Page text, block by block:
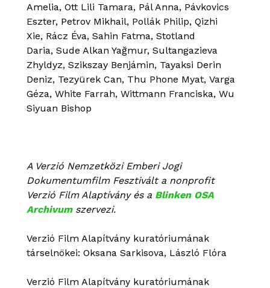
Amelia, Ott Lili Tamara, Pál Anna, Pávkovics
Eszter, Petrov Mikhail, Pollák Philip, Qizhi
Xie, Rácz Éva, Sahin Fatma, Stotland
Daria, Sude Alkan Yağmur, Sultangazieva
Zhyldyz, Szikszay Benjámin, Tayaksi Derin
Deniz, Tezyürek Can, Thu Phone Myat, Varga
Géza, White Farrah, Wittmann Franciska, Wu
Siyuan Bishop
A Verzió Nemzetközi Emberi Jogi
Dokumentumfilm Fesztivált a nonprofit
Verzió Film Alaptívány és a Blinken OSA
Archivumszervezi.
Verzió Film Alapítvány kuratóriumának
társelnökei: Oksana Sarkisova, László Flóra
Verzió Film Alapítvány kuratóriumának